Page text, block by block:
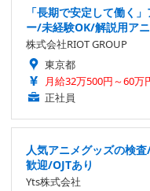
「長期で安定して働く
ー/未経験OK/解説用ア
株式会社RIOT GROUP
東京都
月給32万500円～60万
正社員
人気アニメグッズの検
歓迎/OJTあり
Yts株式会社